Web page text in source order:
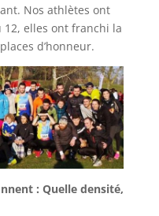
Nos athlètes ont
elles ont franchi la
d’honneur.
: Quelle densité,